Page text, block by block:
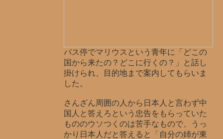
バス停でマリウスという青年に「どこの
国から来たの？どこに行くの？」と話し
掛けられ、目的地まで案内してもらいま
した。
さんざん周囲の人から日本人と言わず中
国人と答えろという忠告をもらっていた
もののウソつくのは苦手なもので、うっ
かり日本人だと答えると「自分の姉が東